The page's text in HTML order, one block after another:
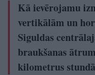
Kā ievērojamu
vertikālām un
Siguldas
braukšanas
kilometrus